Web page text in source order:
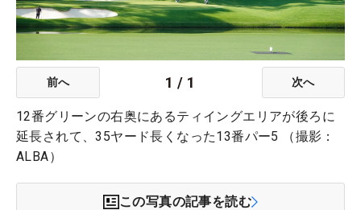
前へ 1 / 1 次へ
12番グリーンの右奥にあるティイングエリアが後ろに
延長されて、35ヤード長くなった13番パー5 （撮影：
ALBA）
この写真の記事を読む